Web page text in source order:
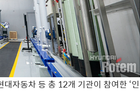
자동차 등 총 12개 기관이 참여한 ‘인